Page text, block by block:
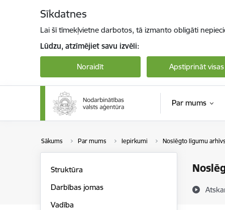
Sīkdatnes
Lai šī tīmekļvietne darbotos, tā izmanto obligāti
Lūdzu, atzīmējiet savu izvēli:
Noraidīt Apstiprināt visas
Par mums
Sākums Par mums Iepirkumi Noslēgto līgumu arhīvs
Struktūra
Darbības jomas
Vadība